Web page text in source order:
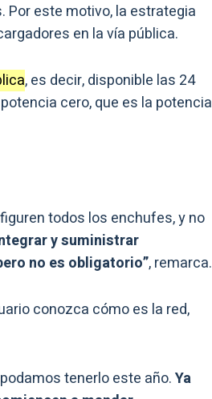
Por este motivo, la estrategia
en la vía pública.
, es decir, disponible las 24
cero, que es la potencia
todos los enchufes, y no
y suministrar
no es obligatorio”, remarca.
conozca cómo es la red,
tenerlo este año.Ya